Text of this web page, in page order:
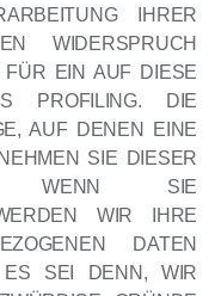
IHRER
WIDERSPRUCH
FÜR EIN AUF DIESE
PROFILING. DIE
AUF DENEN EINE
SIE DIESER
WENN SIE
WIR IHRE
DATEN
ES SEI DENN, WIR